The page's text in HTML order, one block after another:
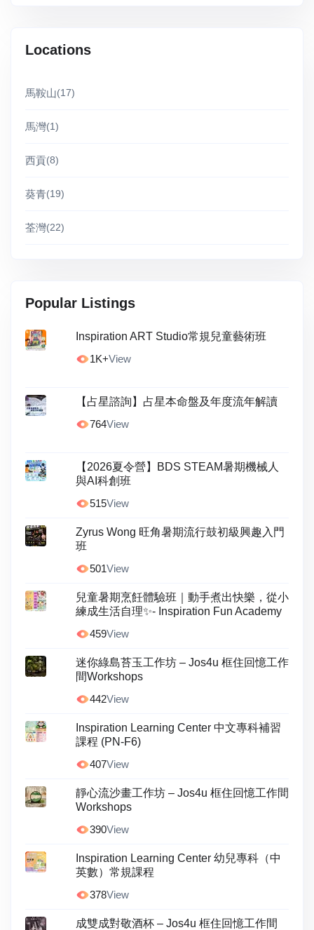
Locations
馬鞍山(17)
馬灣(1)
西貢(8)
葵青(19)
荃灣(22)
Popular Listings
Inspiration ART Studio常規兒童藝術班
1K+View
【占星諮詢】占星本命盤及年度流年解讀
764View
【2026夏令營】BDS STEAM暑期機械人
與AI科創班
515View
Zyrus Wong 旺角暑期流行鼓初級興趣入門
班
501View
兒童暑期烹飪體驗班｜動手煮出快樂，從小
練成生活自理✨- Inspiration Fun Academy
459View
迷你綠島苔玉工作坊 – Jos4u 框住回憶工作
間Workshops
442View
Inspiration Learning Center 中文專科補習
課程 (PN-F6)
407View
靜心流沙畫工作坊 – Jos4u 框住回憶工作間
Workshops
390View
Inspiration Learning Center 幼兒專科（中
英數）常規課程
378View
成雙成對敬酒杯 – Jos4u 框住回憶工作間